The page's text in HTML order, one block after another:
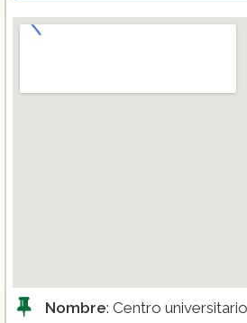
Nombre: Centro